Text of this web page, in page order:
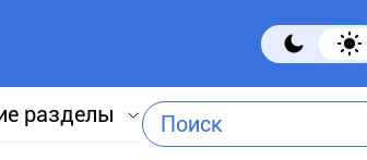
разделы Поиск